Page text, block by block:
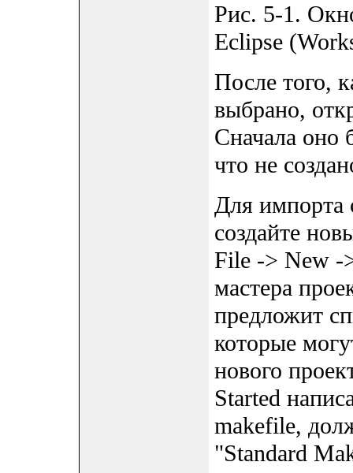
Рис. 5-1.
Eclipse
После того,
выбрано,
Сначала оно
что не
Для импорта
создайте
File -> New -
мастера
предложит
которые
нового
Started
makefile,
"Standard